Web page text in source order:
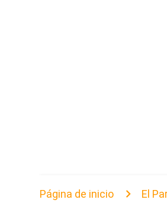
Página de inicio El